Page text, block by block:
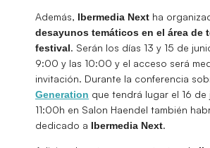
Además, Ibermedia Next ha
desayunos temáticos en el área de
festival. Serán los días 13 y 15 de
9:00 y las 10:00 y el acceso será
invitación. Durante la conferencia
Generation que tendrá lugar el 16 de
11:00h en Salon Haendel también
dedicado a Ibermedia Next.